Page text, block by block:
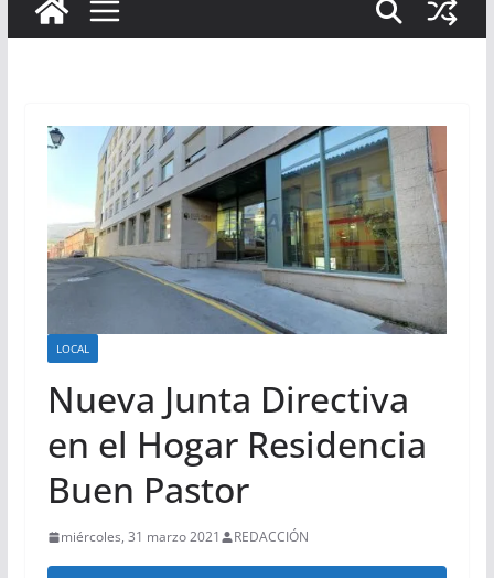
LOCAL
Nueva Junta Directiva
en el Hogar Residencia
Buen Pastor
miércoles, 31 marzo 2021 REDACCIÓN